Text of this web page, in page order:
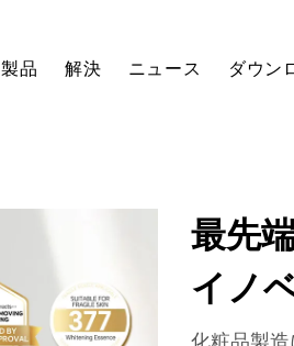
製品 解決 ニュース ダウン
最先
イノ